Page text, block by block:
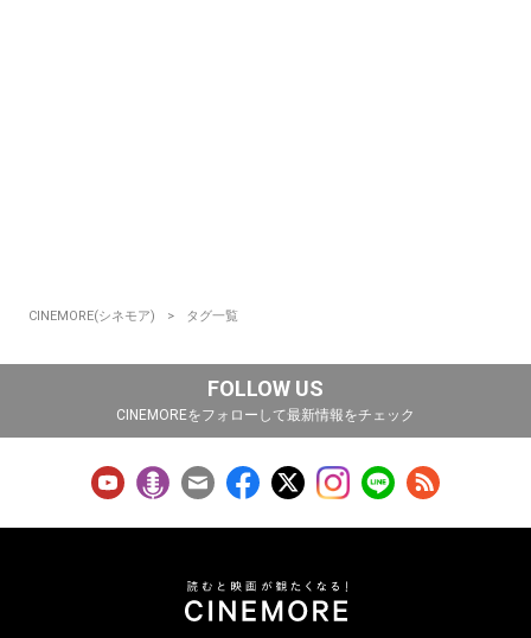
CINEMORE(シネモア) タグ一覧
FOLLOW US
CINEMOREをフォローして最新情報をチェック